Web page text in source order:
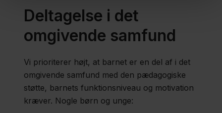
Deltagelse i det
omgivende samfund
Vi prioriterer højt, at barnet er en del af i det
omgivende samfund med den pædagogiske
støtte, barnets funktionsniveau og motivation
kræver. Nogle børn og unge: